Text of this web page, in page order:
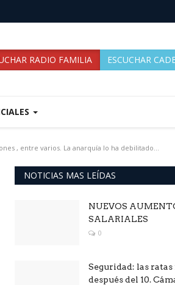
RADIO FAMILIA ESCUCHAR
, entre varios. La anarquía lo ha debilitado...
NOTICIAS MAS LEÍDAS
NUEVOS
SALARIALES
0
Seguridad: las
después del 10.